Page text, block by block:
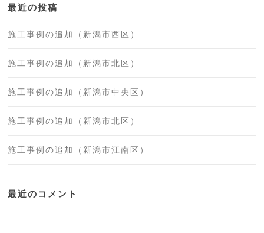
最近の投稿
施工事例の追加（新潟市西区）
施工事例の追加（新潟市北区）
施工事例の追加（新潟市中央区）
施工事例の追加（新潟市北区）
施工事例の追加（新潟市江南区）
最近のコメント